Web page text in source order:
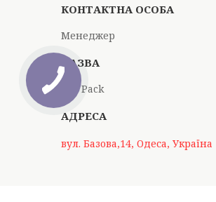
Менеджер
Top Pack
вул. Базова,14, Одеса, Україна